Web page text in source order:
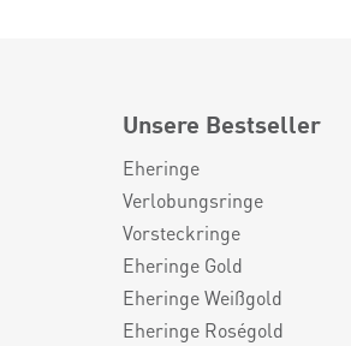
Unsere Bestseller
Eheringe
Verlobungsringe
Vorsteckringe
Eheringe Gold
Eheringe Weißgold
Eheringe Roségold